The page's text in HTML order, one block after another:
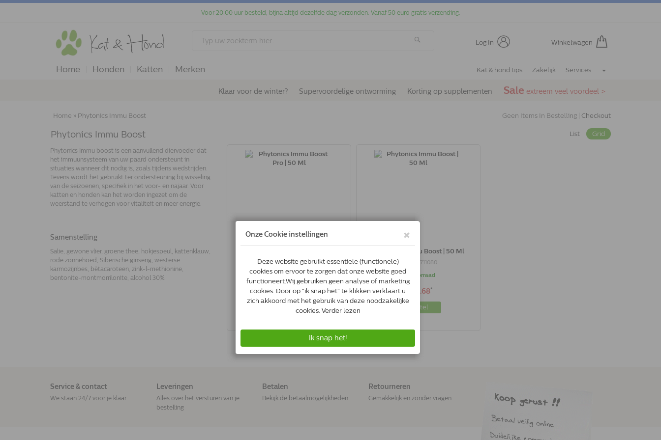
Voor 20:00 uur besteld, bijna altijd dezelfde dag verzonden. Vanaf 50 euro gratis verzending.
Log In Winkelwagen
Home Honden Katten Merken Kat & hond tips Zakelijk Services
Klaar voor de winter? Supervoordelige ontworming Korting op supplementen Sale extreem veel voordeel >
Home » Phytonics Immu Boost Geen Items In Bestelling | Checkout
Phytonics Immu Boost
Phytonics Immu boost is een aanvullend diervoeder dat
het immuunsysteem van uw paard ondersteunt in
situaties wanneer dit nodig is, zoals tijdens wedstrijden.
Tevens wordt het gebruikt ter ondersteuning bij wisseling
van de seizoenen, specifiek in het voor- en najaar. Voor
katten en honden kan het worden ingezet om de
weerstand te verhogen voor vitaliteit en meer energie.
Samenstelling
Salie, gewone vlier, groene thee, hokjespeul, kattenklauw,
rode zonnehoed, Siberische ginseng, westerse
karmozijnbes, bètacaroteen, zink-l-methionine,
bentonite-montmorrilonite, alcohol 30%.
List Grid
8718182711455
Op voorraad
€33.50*
Phytonics Immu Boost | 50 Ml
8718182711080
Op voorraad
€30.68*
Bestel
Service & contact
We staan 24/7 voor je klaar
Leveringen
Alles over het versturen van je
bestelling
Betalen
Bekijk de betaalmogelijkheden
Retourneren
Gemakkelijk en zonder vragen